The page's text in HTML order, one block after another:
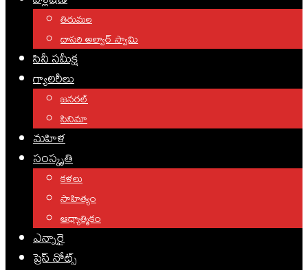
తిరుమల
దాసరి అల్వార్ స్వామి
సినీ సమీక్ష
గ్యాలరీలు
జనరల్
సినిమా
మహిళ
సంస్కృతి
కళలు
సాహిత్యం
ఆధ్యాత్మికం
ఎన్నారై
ప్రెస్ నోట్స్